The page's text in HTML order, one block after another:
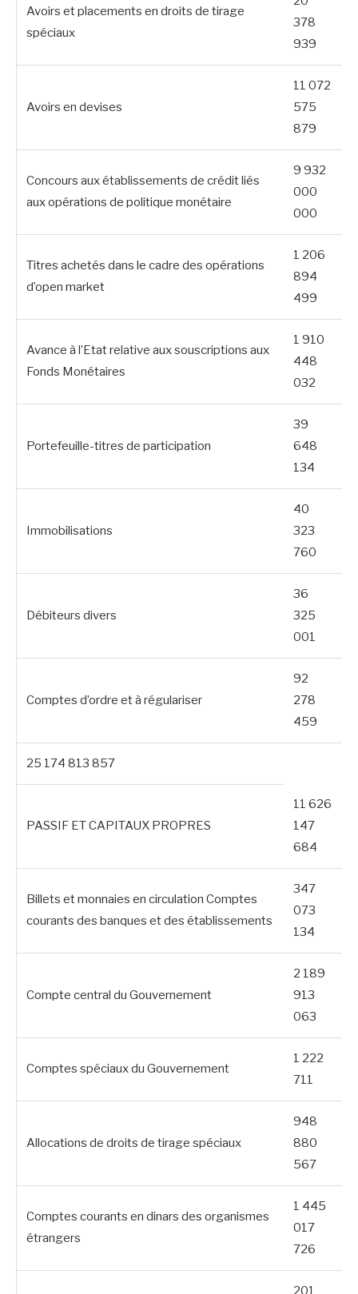
Avoirs et placements en droits de tirage
spéciaux
378
939
Avoirs en devises
11 072
575
879
Concours aux établissements de crédit liés
aux opérations de politique monétaire
9 932
000
000
Titres achetés dans le cadre des opérations
d’open market
1 206
894
499
Avance à l’Etat relative aux souscriptions aux
Fonds Monétaires
1 910
448
032
Portefeuille-titres de participation
39
648
134
Immobilisations
40
323
760
Débiteurs divers
36
325
001
Comptes d’ordre et à régulariser
92
278
459
25 174 813 857
PASSIF ET CAPITAUX PROPRES
11 626
147
684
Billets et monnaies en circulation Comptes
courants des banques et des établissements
347
073
134
Compte central du Gouvernement
2 189
913
063
Comptes spéciaux du Gouvernement
1 222
711
Allocations de droits de tirage spéciaux
948
880
567
Comptes courants en dinars des organismes
étrangers
1 445
017
726
201